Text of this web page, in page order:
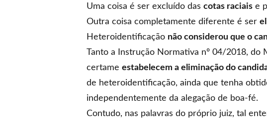
Uma coisa é ser excluído das cotas raciaise
Outra coisa completamente diferente é ser
Heteroidentificação não considerou que o
Tanto a
Instrução Normativa nº 04/2018, do
certame estabelecem a eliminação do
de heteroidentificação, ainda que tenha
independentemente da alegação de boa-fé.
Contudo, nas palavras do próprio juiz, tal